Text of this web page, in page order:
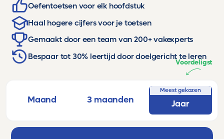
Oefentoetsen voor elk hoofdstuk
Haal hogere cijfers voor je toetsen
Gemaakt door een team van 200+ vakexperts
Bespaar tot 30% leertijd door doelgericht te leren
Maand 3 maanden
Meest gekozen
Jaar
Voordeligst